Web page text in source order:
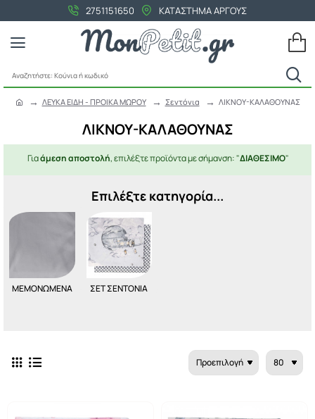
2751151650 ΚΑΤΑΣΤΗΜΑ ΑΡΓΟΥΣ
Αναζητήστε:
ΛΙΚΝΟΥ-ΚΑΛΑΘΟΥΝΑΣ
e
ΛΕΥΚΑ ΕΙΔΗ - ΠΡΟΙΚΑ ΜΩΡΟΥ Σεντόνια ΛΙΚΝΟΥ-ΚΑΛΑΘΟΥΝΑΣ
Γιαάμεση αποστολή, επιλέξτε προϊόντα με σήμανση: "ΔΙΑΘΕΣΙΜΟ"
Επιλέξτε κατηγορία...
ΜΕΜΟΝΩΜΕΝΑ ΣΕΤ ΣΕΝΤΟΝΙΑ